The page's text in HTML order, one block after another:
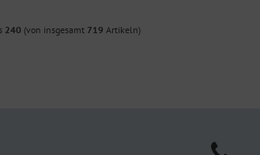
240 (von insgesamt 719 Artikeln)